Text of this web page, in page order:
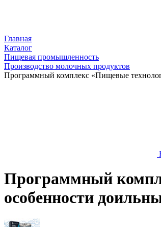
Главная
Каталог
Пищевая промышленность
Производство молочных продуктов
Программный комплекс «Пищевые
Программный
особенности